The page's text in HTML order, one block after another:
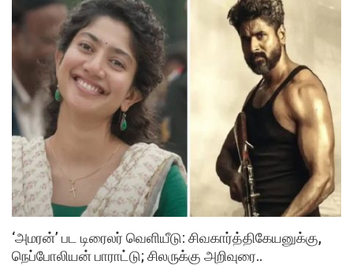
‘அமரன்’ பட டிரைலர் வெளியீடு: சிவகார்த்திகேயனுக்கு,
நெப்போலியன் பாராட்டு; சிலருக்கு அறிவுரை..